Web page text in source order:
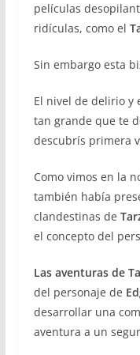
películas
ridículas, como el
Sin embargo esta
El nivel de delirio y
tan grande que te
descubrís primera
Como vimos en la
también había
clandestinas de
el concepto del
Las aventuras de
del personaje de
desarrollar una
aventura a un